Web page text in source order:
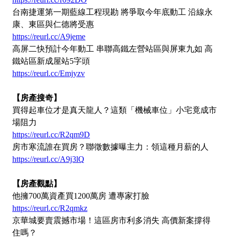
台南捷運第一期藍線工程現勘 將爭取今年底動工 沿線永
康、東區與仁德將受惠
https://reurl.cc/A9jeme
高屏二快預計今年動工 串聯高鐵左營站區與屏東九如 高
鐵站區新成屋站5字頭
https://reurl.cc/Emjyzv
【房產搜奇】
買得起車位才是真天龍人？這類「機械車位」小宅竟成市
場阻力
https://reurl.cc/R2qm9D
房市寒流誰在買房？聯徵數據曝主力：領這種月薪的人
https://reurl.cc/A9j3lQ
【房產觀點】
他擁700萬資產買1200萬房 遭專家打臉
https://reurl.cc/R2qmkz
京華城要賣震撼市場！這區房市利多消失 高價新案撐得
住嗎？